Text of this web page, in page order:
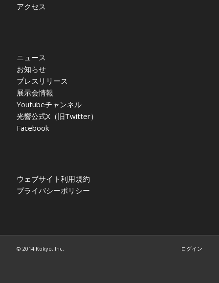
アクセス
ニュース
お知らせ
プレスリリース
展示会情報
Youtubeチャンネル
光響公式X（旧Twitter）
Facebook
ウェブサイト利用規約
プライバシーポリシー
© 2014 Kokyo, Inc. ログイン